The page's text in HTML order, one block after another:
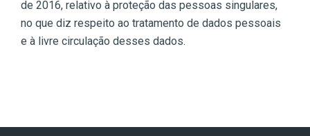
de 2016, relativo à proteção das pessoas singulares,
no que diz respeito ao tratamento de dados pessoais
e à livre circulação desses dados.